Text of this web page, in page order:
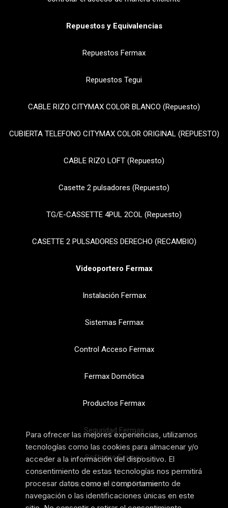
Para ofrecer las mejores experiencias, utilizamos
tecnologías como las cookies para almacenar y/o
acceder a la información del dispositivo. El
consentimiento de estas tecnologías nos permitirá
procesar datos como el comportamiento de
navegación o las identificaciones únicas en este
Repuestos y Equivalencias
Repuestos Fermax
Repuestos Tegui
CABLE RIZO CITYMAX COLOR BLANCO (Repuesto)
CUBIERTA TELEFONO CITYMAX COLOR ORIGINAL (REPUESTO)
CABLE RIZO LOFT (Repuesto)
Casette 2 pulsadores (Repuesto)
TG/E-CASSETTE 4PUL 2COL (Repuesto)
CASETTE 2 PULSADORES DERECHO (RECAMBIO)
Videoportero Fermax
Instalación Fermax
Sistemas Fermax
Control Acceso Fermax
Fermax Domótica
Productos Fermax
Seguridad Fermax
Software Fermax
Distribuidor Oficial Fermax